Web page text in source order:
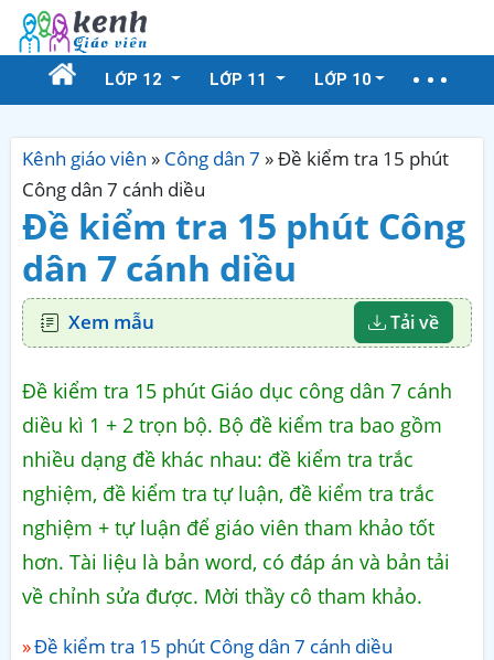
LỚP 12 LỚP 11 LỚP 10
Kênh giáo viên » Công dân 7 »Đề kiểm tra 15 phút
Công dân 7 cánh diều
Đề kiểm tra 15 phút Công
dân 7 cánh diều
Xem mẫu Tải về
Đề kiểm tra 15 phút Giáo dục công dân 7 cánh
diều kì 1 + 2 trọn bộ. Bộ đề kiểm tra bao gồm
nhiều dạng đề khác nhau: đề kiểm tra trắc
nghiệm, đề kiểm tra tự luận, đề kiểm tra trắc
nghiệm + tự luận để giáo viên tham khảo tốt
hơn. Tài liệu là bản word, có đáp án và bản tải
về chỉnh sửa được. Mời thầy cô tham khảo.
Đề kiểm tra 15 phút Công dân 7 cánh diều